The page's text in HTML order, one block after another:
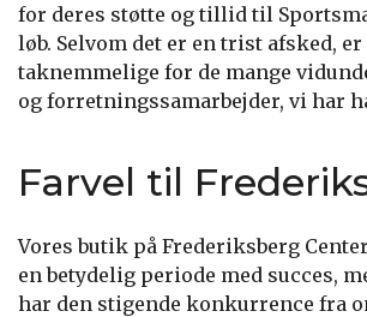
for deres støtte og tillid til
løb. Selvom det er en trist afsked, er
taknemmelige for de mange
og forretningssamarbejder, vi har
Farvel til
Vores butik på Frederiksberg
en betydelig periode med succes,
har den stigende konkurrence fra